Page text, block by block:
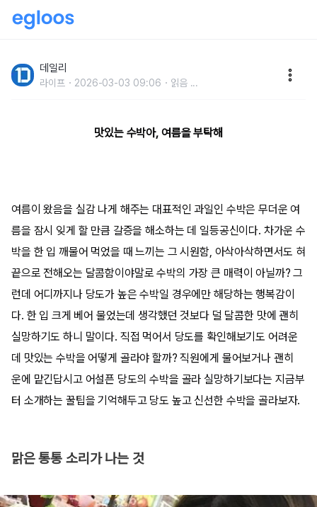
데일리
라이프 2026-03-03 09:06 읽음 ...
맛있는 수박아, 여름을 부탁해
여름이 왔음을 실감 나게 해주는 대표적인 과일인 수박은 무더운 여
름을 잠시 잊게 할 만큼 갈증을 해소하는 데 일등공신이다. 차가운 수
박을 한 입 깨물어 먹었을 때 느끼는 그 시원함, 아삭아삭하면서도 혀
끝으로 전해오는 달콤함이야말로 수박의 가장 큰 매력이 아닐까? 그
런데 어디까지나 당도가 높은 수박일 경우에만 해당하는 행복감이
다. 한 입 크게 베어 물었는데 생각했던 것보다 덜 달콤한 맛에 괜히
실망하기도 하니 말이다. 직접 먹어서 당도를 확인해보기도 어려운
데 맛있는 수박을 어떻게 골라야 할까? 직원에게 물어보거나 괜히
운에 맡긴답시고 어설픈 당도의 수박을 골라 실망하기보다는 지금부
터 소개하는 꿀팁을 기억해두고 당도 높고 신선한 수박을 골라보자.
맑은 통통 소리가 나는 것